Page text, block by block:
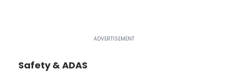
Safety & ADAS